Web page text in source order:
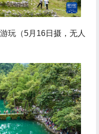
（5月16日摄，无人